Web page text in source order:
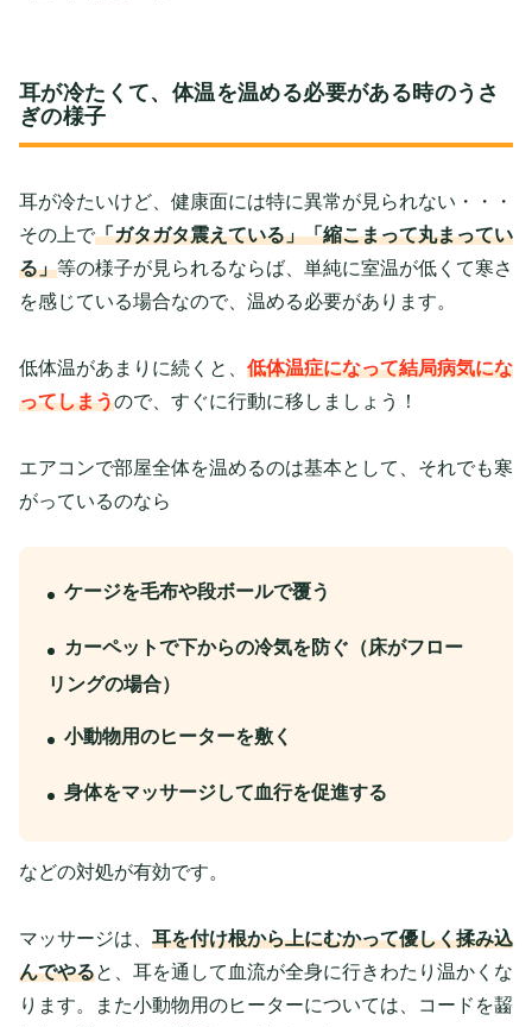
耳が冷たくて、体温を温める必要がある時のうさ
ぎの様子
耳が冷たいけど、健康面には特に異常が見られない・・・
その上で「ガタガタ震えている」「縮こまって丸まってい
る」等の様子が見られるならば、単純に室温が低くて寒さ
を感じている場合なので、温める必要があります。
低体温があまりに続くと、 低体温症になって結局病気にな
ってしまうので、すぐに行動に移しましょう！
エアコンで部屋全体を温めるのは基本として、それでも寒
がっているのなら
ケージを毛布や段ボールで覆う
カーペットで下からの冷気を防ぐ（床がフロー
リングの場合）
小動物用のヒーターを敷く
身体をマッサージして血行を促進する
などの対処が有効です。
マッサージは、 耳を付け根から上にむかって優しく揉み込
んでやると、耳を通して血流が全身に行きわたり温かくな
ります。また小動物用のヒーターについては、コードを齧